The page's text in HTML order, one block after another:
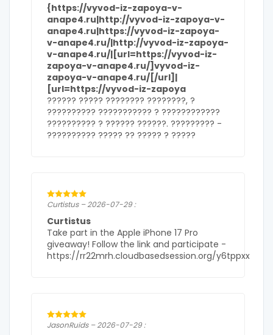
{https://vyvod-iz-zapoya-v-
anape4.ru|http://vyvod-iz-zapoya-v-
anape4.ru|https://vyvod-iz-zapoya-
v-anape4.ru/|http://vyvod-iz-zapoya-
v-anape4.ru/|[url=https://vyvod-iz-
zapoya-v-anape4.ru/]vyvod-iz-
zapoya-v-anape4.ru/[/url]|
[url=https://vyvod-iz-zapoya
?????? ????? ???????? ????????, ?
?????????? ??????????? ? ????????????
?????????? ? ?????? ??????. ????????? -
?????????? ????? ?? ????? ? ?????
Curtistus – 2026-07-29 :
Curtistus
Take part in the Apple iPhone 17 Pro
giveaway! Follow the link and participate -
https://rr22mrh.cloudbasedsession.org/y6tppxx
JasonRuids – 2026-07-29 :